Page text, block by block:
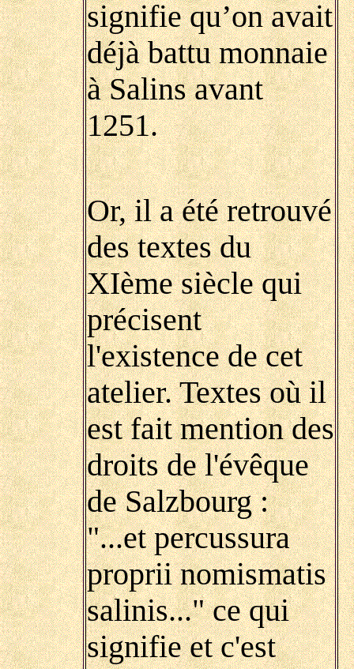
signifie qu’on avait
déjà battu monnaie
à Salins avant
1251.
Or, il a été retrouvé
des textes du
XIème siècle qui
précisent
l'existence de cet
atelier. Textes où il
est fait mention des
droits de l'évêque
de Salzbourg :
"...et percussura
proprii nomismatis
salinis..." ce qui
signifie et c'est